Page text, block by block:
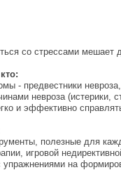
со стрессами мешает
- предвестники
невроза (истерики,
и эффективно
полезные для
игровой
на